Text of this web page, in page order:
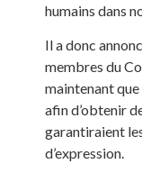
humains dans
Il a donc
membres du
maintenant que
afin d’obtenir
garantiraient
d’expression.